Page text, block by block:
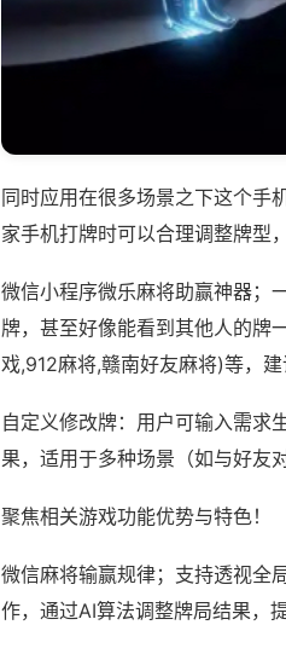
同时应用在很多场景之下这个手
家手机打牌时可以合理调整牌型
微信小程序微乐麻将助赢神器；
牌，甚至好像能看到其他人的牌
戏,912麻将,赣南好友麻将)等，
自定义修改牌：用户可输入需求
果，适用于多种场景（如与好友
聚焦相关游戏功能优势与特色！
微信麻将输赢规律；支持透视全
作，通过AI算法调整牌局结果，提